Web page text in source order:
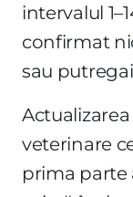
intervalul
confirmat
sau
veterinare
prima parte